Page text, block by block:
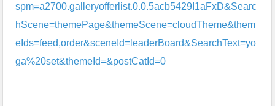
spm=a2700.galleryofferlist.0.0.5acb5429I1aFxD&Searc
hScene=themePage&themeScene=cloudTheme&them
eIds=feed,order&sceneId=leaderBoard&SearchText=yo
ga%20set&themeId=&postCatId=0